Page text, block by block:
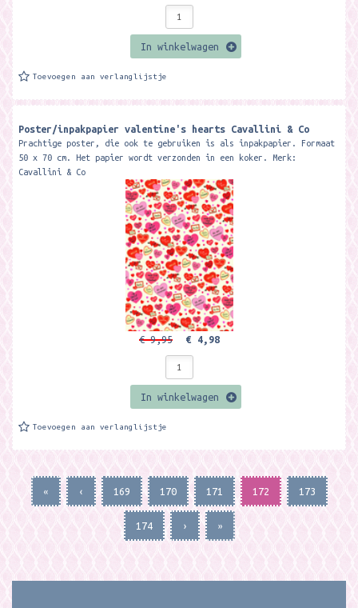
In winkelwagen
Toevoegen aan verlanglijstje
Poster/inpakpapier valentine's hearts Cavallini & Co
Prachtige poster, die ook te gebruiken is als inpakpapier. Formaat
50 x 70 cm. Het papier wordt verzonden in een koker. Merk:
Cavallini & Co
€ 9,95 € 4,98
In winkelwagen
Toevoegen aan verlanglijstje
« ‹ 169 170 171 172 173
174 › »